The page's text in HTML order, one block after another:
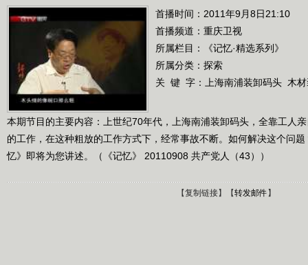
首播时间：2011年9月8日21:10
首播频道： 重庆卫视
所属栏目：
《记忆·精选系列》
所属分类：探索
关 键 字：
上海南浦装卸码头 木
本期节目的主要内容：上世纪70年代，上海南浦装卸码头，全靠工人
的工作，在这种粗放的工作方式下，经常事故不断。如何解决这个问
忆》即将为您讲述。（《记忆》 20110908 共产党人（43））
【复制链接】【转发邮件】